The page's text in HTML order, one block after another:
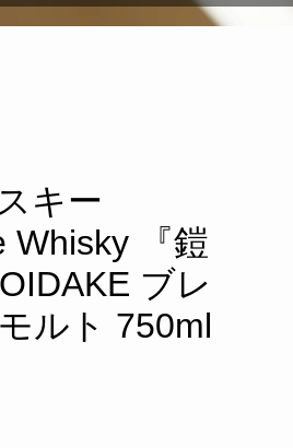
キー
Whisky 『鎧
ブレ
ルト 750ml